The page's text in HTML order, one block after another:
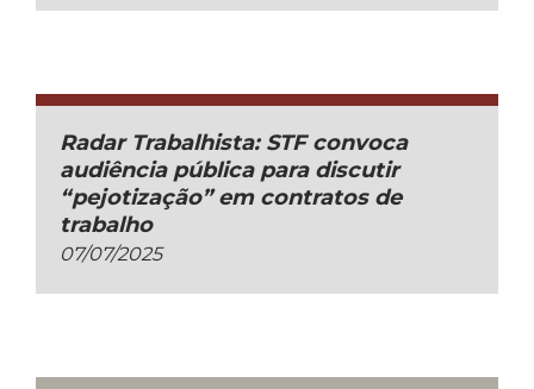
Radar Trabalhista: STF convoca
audiência pública para discutir
“pejotização” em contratos de
trabalho
07/07/2025